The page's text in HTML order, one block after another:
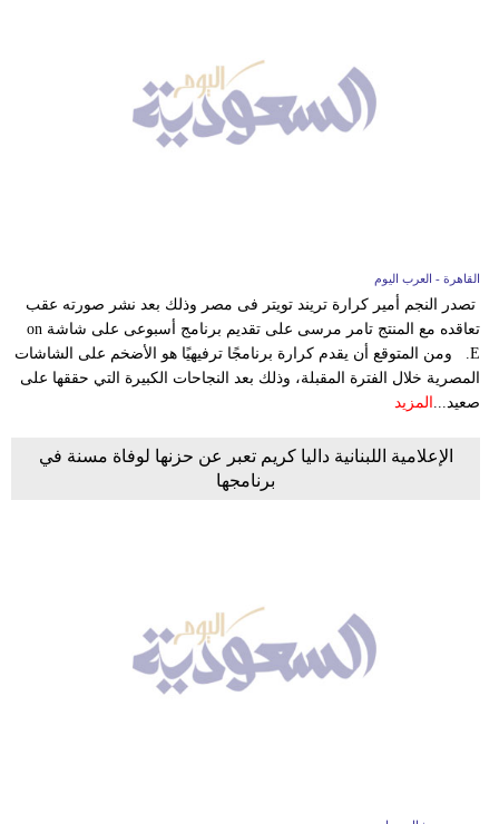
القاهرة - العرب اليوم
تصدر النجم أمير كرارة تريند تويتر فى مصر وذلك بعد نشر صورته عقب
تعاقده مع المنتج تامر مرسى على تقديم برنامج أسبوعى على شاشة on
E. ومن المتوقع أن يقدم كرارة برنامجًا ترفيهيًا هو الأضخم على الشاشات
المصرية خلال الفترة المقبلة، وذلك بعد النجاحات الكبيرة التي حققها على
صعيد...
المزيد
الإعلامية اللبنانية داليا كريم تعبر عن حزنها لوفاة مسنة في
برنامجها